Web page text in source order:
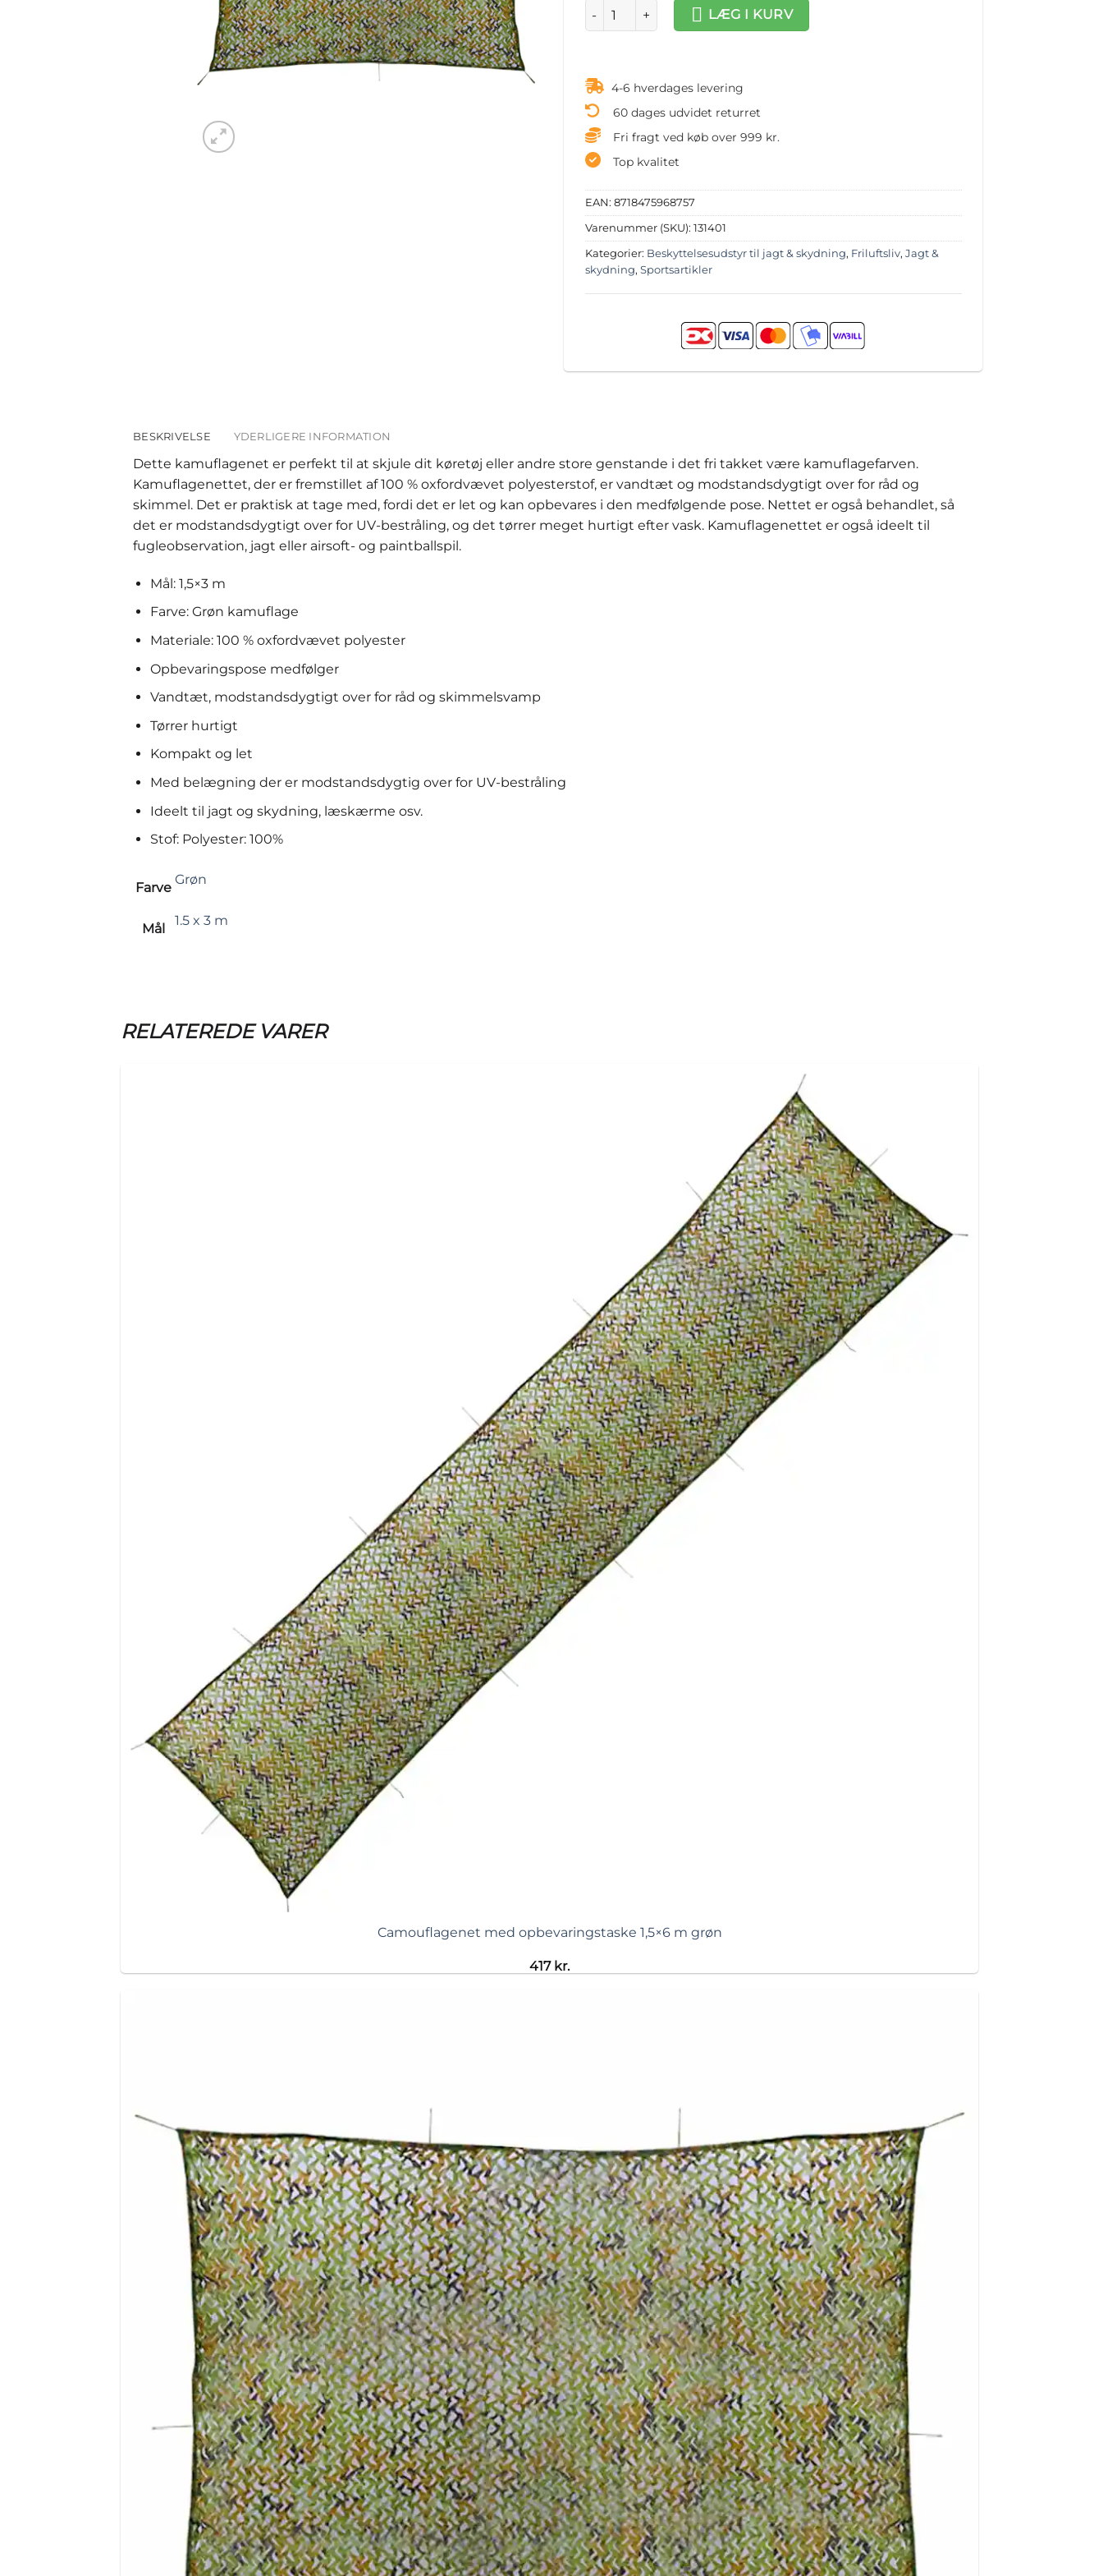
Kamuflagenet med opbevaringspose, 1,5x3 m antal
LÆG I KURV
4-6 hverdages levering
60 dages udvidet returret
Fri fragt ved køb over 999 kr.
Top kvalitet
EAN: 8718475968757
Varenummer (SKU): 131401
Kategorier: Beskyttelsesudstyr til jagt & skydning, Friluftsliv, Jagt &
skydning, Sportsartikler
BESKRIVELSE YDERLIGERE INFORMATION
Dette kamuflagenet er perfekt til at skjule dit køretøj eller andre store genstande i det fri takket være kamuflagefarven.
Kamuflagenettet, der er fremstillet af 100 % oxfordvævet polyesterstof, er vandtæt og modstandsdygtigt over for råd og
skimmel. Det er praktisk at tage med, fordi det er let og kan opbevares i den medfølgende pose. Nettet er også behandlet, så
det er modstandsdygtigt over for UV-bestråling, og det tørrer meget hurtigt efter vask. Kamuflagenettet er også ideelt til
fugleobservation, jagt eller airsoft- og paintballspil.
Mål: 1,5×3 m
Farve: Grøn kamuflage
Materiale: 100 % oxfordvævet polyester
Opbevaringspose medfølger
Vandtæt, modstandsdygtigt over for råd og skimmelsvamp
Tørrer hurtigt
Kompakt og let
Med belægning der er modstandsdygtig over for UV-bestråling
Ideelt til jagt og skydning, læskærme osv.
Stof: Polyester: 100%
Farve
Grøn
Mål
1.5 x 3 m
RELATEREDE VARER
Camouflagenet med opbevaringstaske 1,5×6 m grøn
417 kr.